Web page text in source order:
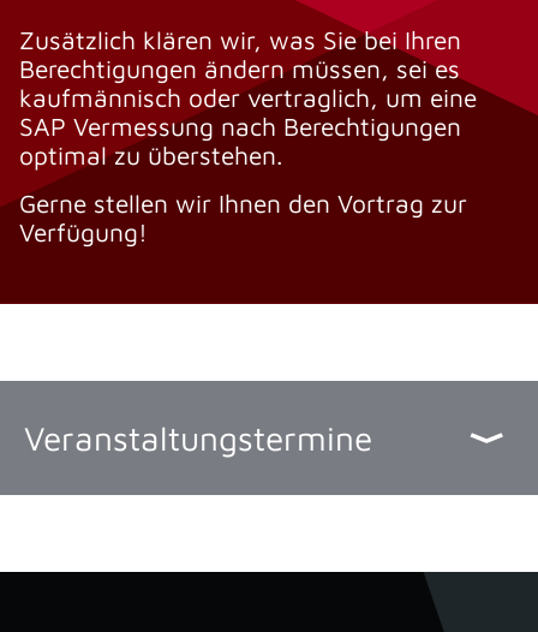
Zusätzlich klären wir, was Sie bei Ihren
Berechtigungen ändern müssen, sei es
kaufmännisch oder vertraglich, um eine
SAP Vermessung nach Berechtigungen
optimal zu überstehen.
Gerne stellen wir Ihnen den Vortrag zur
Verfügung!
Veranstaltungstermine